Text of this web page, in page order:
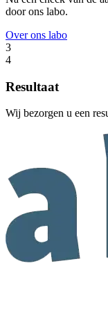
door ons labo.
Over ons labo
3
4
Resultaat
Wij bezorgen u een